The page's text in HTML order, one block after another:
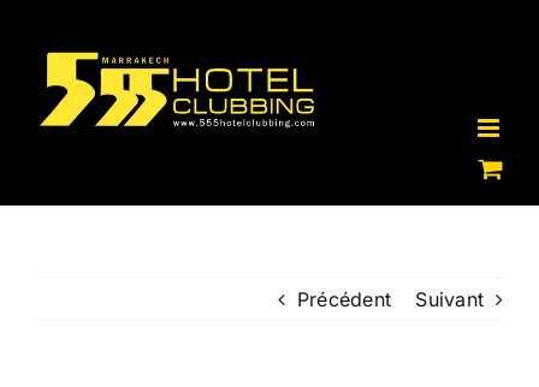
contenu
Précédent Suivant